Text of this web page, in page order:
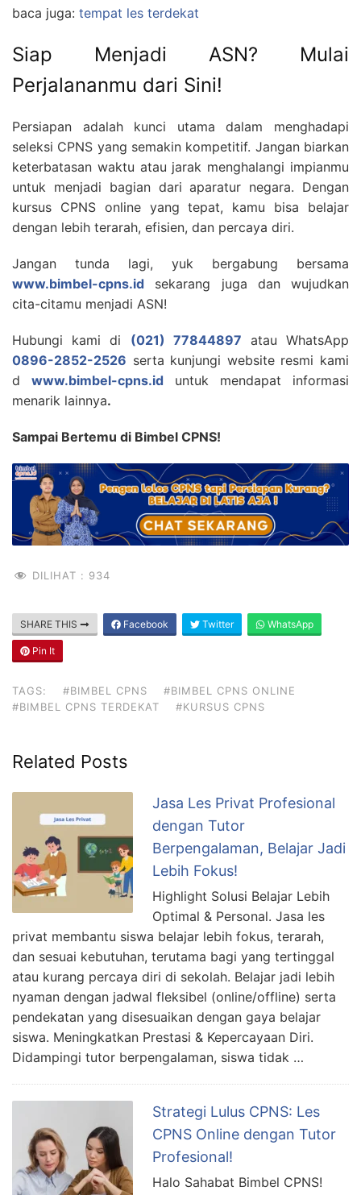
baca juga: tempat les terdekat
Siap Menjadi ASN? Mulai
Perjalananmu dari Sini!
Persiapan adalah kunci utama dalam menghadapi
seleksi CPNS yang semakin kompetitif. Jangan biarkan
keterbatasan waktu atau jarak menghalangi impianmu
untuk menjadi bagian dari aparatur negara. Dengan
kursus CPNS online yang tepat, kamu bisa belajar
dengan lebih terarah, efisien, dan percaya diri.
Jangan tunda lagi, yuk bergabung bersama
www.bimbel-cpns.id sekarang juga dan wujudkan
cita-citamu menjadi ASN!
Hubungi kami di (021) 77844897 atau WhatsApp
0896-2852-2526 serta kunjungi website resmi kami
dwww.bimbel-cpns.id
untuk mendapat informasi
menarik lainnya.
Sampai Bertemu di Bimbel CPNS!
DILIHAT : 934
SHARE THIS Facebook Twitter WhatsApp
Pin It
TAGS: #BIMBEL CPNS
#BIMBEL CPNS ONLINE
#BIMBEL CPNS TERDEKAT
#KURSUS CPNS
Related Posts
Jasa Les Privat Profesional
dengan Tutor
Berpengalaman, Belajar Jadi
Lebih Fokus!
Highlight Solusi Belajar Lebih
Optimal & Personal. Jasa les
privat membantu siswa belajar lebih fokus, terarah,
dan sesuai kebutuhan, terutama bagi yang tertinggal
atau kurang percaya diri di sekolah. Belajar jadi lebih
nyaman dengan jadwal fleksibel (online/offline) serta
pendekatan yang disesuaikan dengan gaya belajar
siswa. Meningkatkan Prestasi & Kepercayaan Diri.
Didampingi tutor berpengalaman, siswa tidak …
Strategi Lulus CPNS: Les
CPNS Online dengan Tutor
Profesional!
Halo Sahabat Bimbel CPNS!